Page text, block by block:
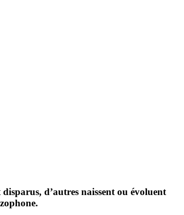
d’autres naissent ou évoluent
.